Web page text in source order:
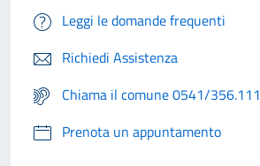
Leggi le domande frequenti
Richiedi Assistenza
Chiama il comune 0541/356.111
Prenota un appuntamento